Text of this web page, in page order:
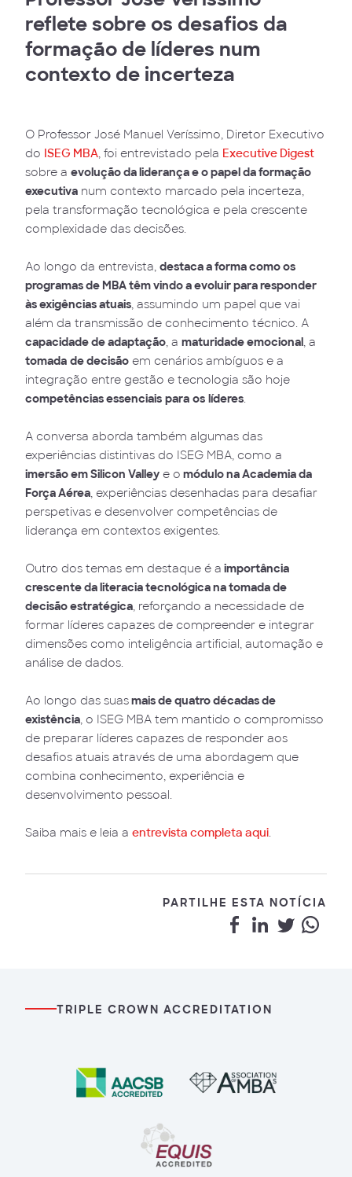
reflete sobre os desafios da
formação de líderes num
contexto de incerteza
O Professor José Manuel Veríssimo, Diretor Executivo
do ISEG MBA, foi entrevistado pela Executive Digest
sobre a evolução da liderança e o papel da formação
executiva num contexto marcado pela incerteza,
pela transformação tecnológica e pela crescente
complexidade das decisões.
Ao longo da entrevista, destaca a forma como os
programas de MBA têm vindo a evoluir para responder
às exigências atuais, assumindo um papel que vai
além da transmissão de conhecimento técnico. A
capacidade de adaptação, a maturidade emocional, a
tomada de decisão em cenários ambíguos e a
integração entre gestão e tecnologia são hoje
competências essenciais para os líderes.
A conversa aborda também algumas das
experiências distintivas do ISEG MBA, como a
imersão em Silicon Valley e o módulo na Academia da
Força Aérea, experiências desenhadas para desafiar
perspetivas e desenvolver competências de
liderança em contextos exigentes.
Outro dos temas em destaque é a importância
crescente da literacia tecnológica na tomada de
decisão estratégica, reforçando a necessidade de
formar líderes capazes de compreender e integrar
dimensões como inteligência artificial, automação e
análise de dados.
Ao longo das suasmais de quatro décadas de
existência, o ISEG MBA tem mantido o compromisso
de preparar líderes capazes de responder aos
desafios atuais através de uma abordagem que
combina conhecimento, experiência e
desenvolvimento pessoal.
Saiba mais e leia a entrevista completa aqui.
PARTILHE ESTA NOTÍCIA
TRIPLE CROWN ACCREDITATION